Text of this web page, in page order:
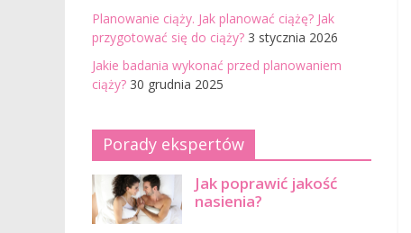
Planowanie ciąży. Jak planować ciążę? Jak
przygotować się do ciąży? 3 stycznia 2026
Jakie badania wykonać przed planowaniem
ciąży? 30 grudnia 2025
Porady ekspertów
Jak poprawić jakość
nasienia?